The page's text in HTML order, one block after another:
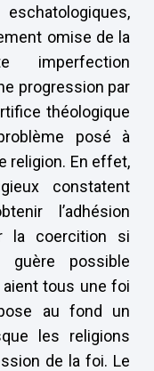
omise de la
imperfection
progression par
théologique
posé à
religion. En effet,
constatent
l’adhésion
la coercition si
guère possible
aient tous une foi
au fond un
les religions
de la foi. Le